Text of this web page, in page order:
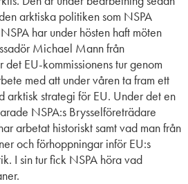
arktiska politikensom NSPA
NSPA har under hösten haft möten
Michael Mann från
det EU-kommissionens tur genom
med att under våren ta fram ett
arktisk strategi för EU. Under det en
NSPA:s Brysselföreträdare
arbetat historiskt samt vad man från
och förhoppningar inför EU:s
I sin tur fick NSPA höra vad